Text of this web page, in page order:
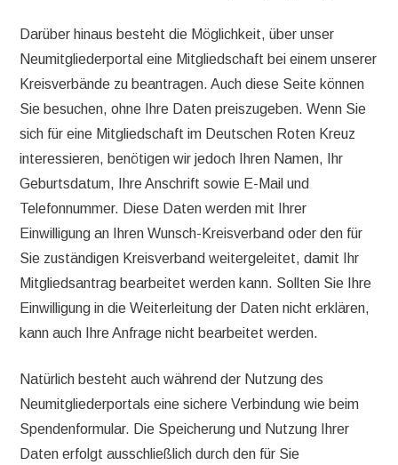
Darüber hinaus besteht die Möglichkeit, über unser
Neumitgliederportal eine Mitgliedschaft bei einem unserer
Kreisverbände zu beantragen. Auch diese Seite können
Sie besuchen, ohne Ihre Daten preiszugeben. Wenn Sie
sich für eine Mitgliedschaft im Deutschen Roten Kreuz
interessieren, benötigen wir jedoch Ihren Namen, Ihr
Geburtsdatum, Ihre Anschrift sowie E-Mail und
Telefonnummer. Diese Daten werden mit Ihrer
Einwilligung an Ihren Wunsch-Kreisverband oder den für
Sie zuständigen Kreisverband weitergeleitet, damit Ihr
Mitgliedsantrag bearbeitet werden kann. Sollten Sie Ihre
Einwilligung in die Weiterleitung der Daten nicht erklären,
kann auch Ihre Anfrage nicht bearbeitet werden.
Natürlich besteht auch während der Nutzung des
Neumitgliederportals eine sichere Verbindung wie beim
Spendenformular. Die Speicherung und Nutzung Ihrer
Daten erfolgt ausschließlich durch den für Sie